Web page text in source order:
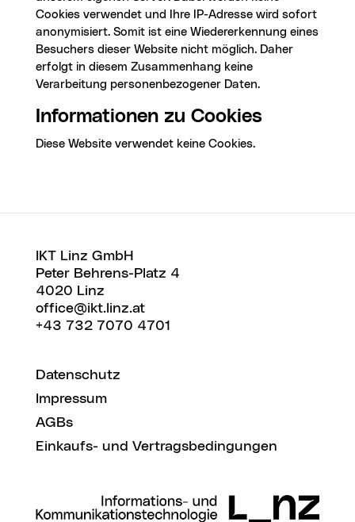
Cookies verwendet und Ihre IP-Adresse wird sofort
anonymisiert. Somit ist eine Wiedererkennung eines
Besuchers dieser Website nicht möglich. Daher
erfolgt in diesem Zusammenhang keine
Verarbeitung personenbezogener Daten.
Informationen zu Cookies
Diese Website verwendet keine Cookies.
IKT Linz GmbH
Peter Behrens-Platz 4
4020 Linz
office@ikt.linz.at
+43 732 7070 4701
Datenschutz
Impressum
AGBs
Einkaufs- und Vertragsbedingungen